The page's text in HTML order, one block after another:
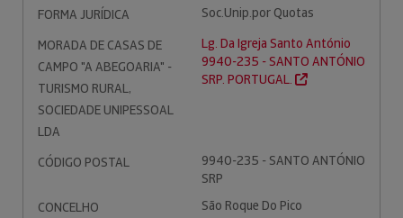
FORMA JURÍDICA
Soc.Unip.por Quotas
MORADA DE CASAS DE
CAMPO "A ABEGOARIA" -
TURISMO RURAL,
SOCIEDADE UNIPESSOAL
LDA
Lg. Da Igreja Santo António
9940-235 - SANTO ANTÓNIO
SRP. PORTUGAL.
CÓDIGO POSTAL
9940-235 - SANTO ANTÓNIO
SRP
CONCELHO
São Roque Do Pico